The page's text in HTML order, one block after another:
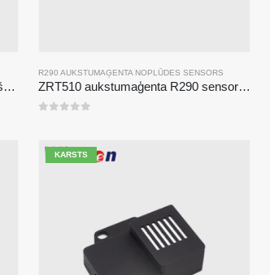
ZP211 aukstumaģenta gāzes noteikšanas modulis-augstas jutības sensors aukstumaģenta noplūdes noteikšanai
R290 AUKSTUMAĢENTA NOPLŪDES SENSORS
ZRT510 aukstumaģenta R290 sensora modulis-augstas veiktspējas NDIR aukstumaģenta sensors
KARSTS